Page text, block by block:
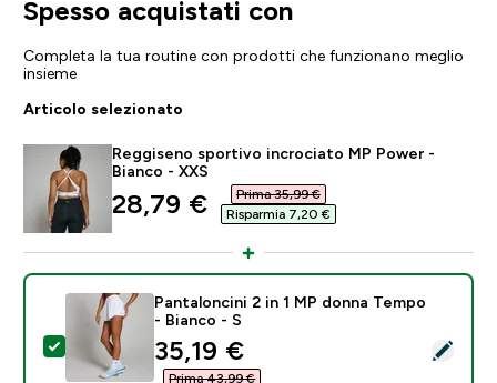
Spesso acquistati con
Completa la tua routine con prodotti che funzionano meglio
insieme
Articolo selezionato
Reggiseno sportivo incrociato MP Power -
Bianco - XXS
discounted price
28,79 €‎
Prima 35,99 €‎
Risparmia 7,20 €‎
Seleziona questo prodotto - Pantaloncini 2 in 1 MP
Pantaloncini 2 in 1 MP donna Tempo
- Bianco - S
discounted price
35,19 €‎
Prima 43,99 €‎